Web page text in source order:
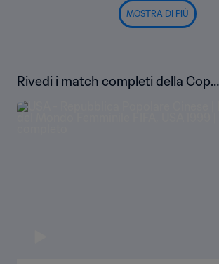
MOSTRA DI PIÙ
Rivedi i match completi della Copp
a del Mondo femminile FIFA Svezia
2003